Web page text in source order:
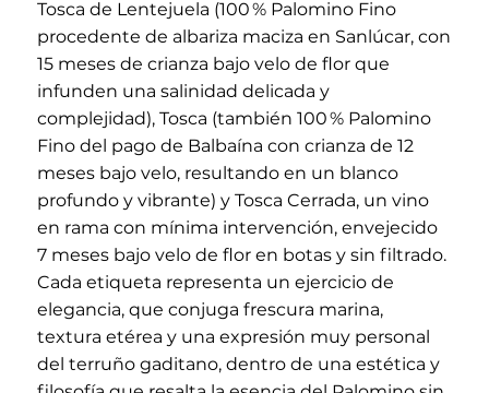
Tosca de Lentejuela (100 % Palomino Fino
procedente de albariza maciza en Sanlúcar, con
15 meses de crianza bajo velo de flor que
infunden una salinidad delicada y
complejidad), Tosca (también 100 % Palomino
Fino del pago de Balbaína con crianza de 12
meses bajo velo, resultando en un blanco
profundo y vibrante) y Tosca Cerrada, un vino
en rama con mínima intervención, envejecido
7 meses bajo velo de flor en botas y sin filtrado.
Cada etiqueta representa un ejercicio de
elegancia, que conjuga frescura marina,
textura etérea y una expresión muy personal
del terruño gaditano, dentro de una estética y